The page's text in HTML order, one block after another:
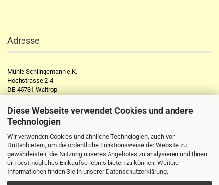
Diese Webseite verwendet Cookies und andere
Technologien
Wir verwenden Cookies und ähnliche Technologien, auch von
Drittanbietern, um die ordentliche Funktionsweise der Website zu
gewährleisten, die Nutzung unseres Angebotes zu analysieren und Ihnen
ein bestmögliches Einkaufserlebnis bieten zu können. Weitere
Informationen finden Sie in unserer Datenschutzerklärung.
Adresse
Mühle Schlingemann e.K.
Hochstrasse 2-4
DE-45731 Waltrop
Telefon: +49 2309 2776
Telefax: +49 2309 72297
mail@muehle-schlingemann.de
Öffnungszeiten:
Montag - Freitag von 8.00 Uhr - 13.00 Uhr und von 14.00 - 18.00Uhr
Samstag von 8.00 Uhr - 13.00 Uhr